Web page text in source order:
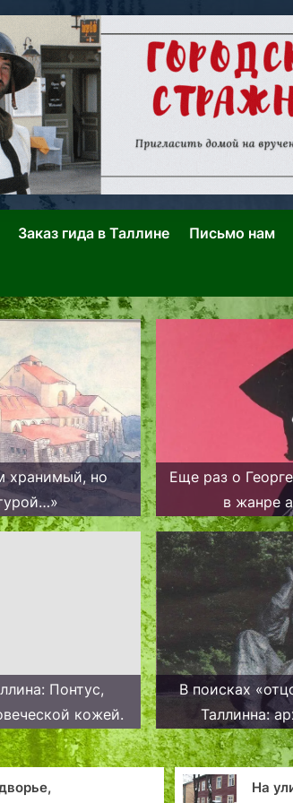
Заказ гида в Таллине Письмо нам
хранимый, но
Еще раз о
в жанре
Понтус,
кожей.
В поисках
Таллинна:
скульптура,
На улице Теэстузе, где